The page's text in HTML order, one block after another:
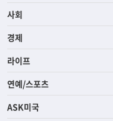
사회
경제
라이프
연예/스포츠
ASK미국